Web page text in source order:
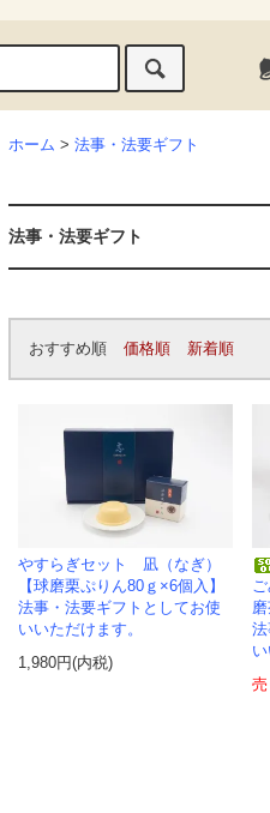
ホーム > 法事・法要ギフト
法事・法要ギフト
おすすめ順 価格順 新着順
やすらぎセット 凪（なぎ）
【球磨栗ぷりん80ｇ×6個入】
法事・法要ギフトとしてお使
いいただけます。
1,980円(内税)